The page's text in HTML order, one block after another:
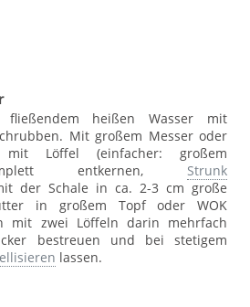
fließendem heißen Wasser mit
Mit großem Messer oder
mit Löffel (einfacher: großem
entkernen, Strunk
der Schale in ca. 2-3 cm große
in großem Topf oder WOK
mit zwei Löffeln darin mehrfach
bestreuen und bei stetigem
lassen.